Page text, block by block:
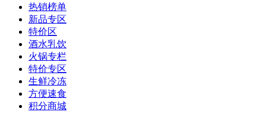
热销榜单
新品专区
特价区
酒水乳饮
火锅专栏
特价专区
生鲜冷冻
方便速食
积分商城